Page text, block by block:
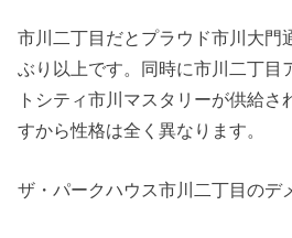
市川二丁目だとプラウド市川大門
ぶり以上です。同時に市川二丁目
トシティ市川マスタリーが供給さ
すから性格は全く異なります。
ザ・パークハウス市川二丁目のデ